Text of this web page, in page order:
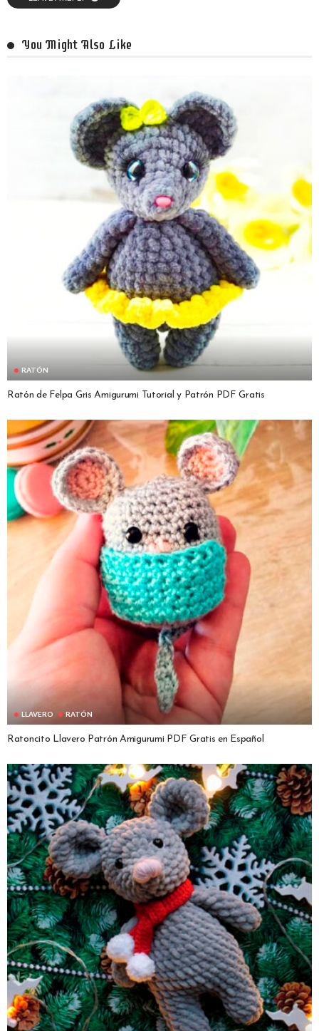
You Might Also Like
RATÓN
Ratón de Felpa Gris Amigurumi Tutorial y Patrón PDF Gratis
LLAVERO RATÓN
Ratoncito Llavero Patrón Amigurumi PDF Gratis en Español